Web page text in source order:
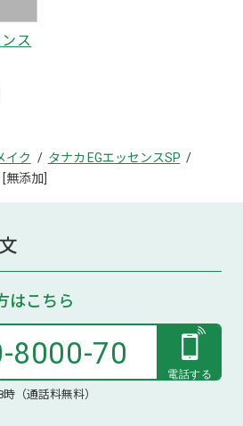
ス
イク
タナカ EGエッセンスSP
無添加]
はこちら
8000-70
（通話料無料）